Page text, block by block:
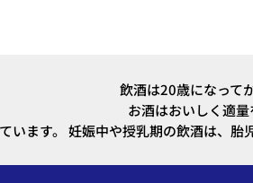
飲酒は20歳になって
お酒はおいしく適量
います。 妊娠中や授乳期の飲酒は、胎